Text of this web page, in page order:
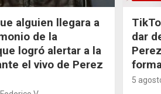
alguien llegara a
de la
logró alertar a la
el vivo de Perez
dar
5